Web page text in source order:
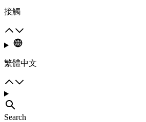
接觸
繁體中文
Search